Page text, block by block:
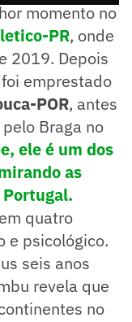
momento no
PR, onde
2019. Depois
emprestado
POR, antes
Braga no
ele é um dos
as
quatro
e psicológico.
seis anos
revela que
no